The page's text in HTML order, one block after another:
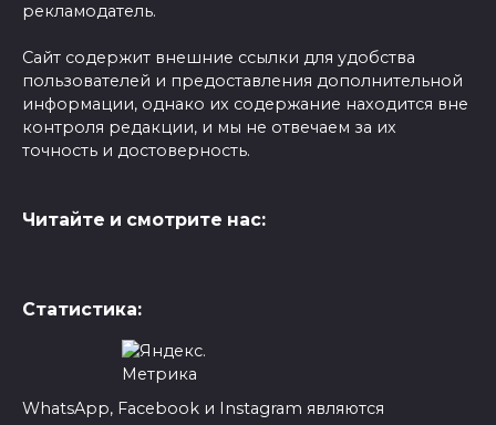
рекламодатель.
Сайт содержит внешние ссылки для удобства
пользователей и предоставления дополнительной
информации, однако их содержание находится вне
контроля редакции, и мы не отвечаем за их
точность и достоверность.
Читайте и смотрите нас:
Статистика:
WhatsApp, Facebook и Instagram являются